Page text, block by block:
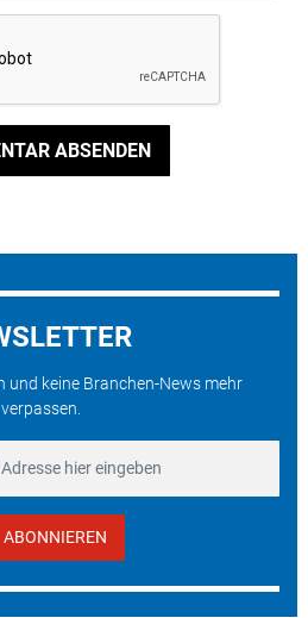
ABSENDEN
und keine Branchen-News mehr
verpassen.
ABONNIEREN